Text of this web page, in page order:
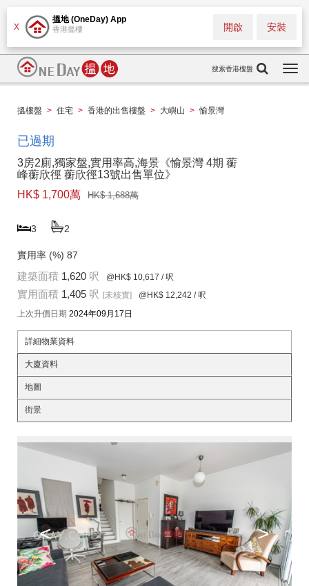
X
搵地 (OneDay) App
香港搵樓 安裝
開啟
搜索香港樓盤
搵樓盤 > 住宅 > 香港的出售樓盤 > 大嶼山 > 愉景灣
已過期
3房2廁,獨家盤,實用率高,海景《愉景灣 4期 蘅
峰蘅欣徑 蘅欣徑13號出售單位》
HK$ 1,700萬
HK$ 1,688萬
3 2
實用率 (%) 87
建築面積 1,620 呎 @HK$ 10,617 / 呎
實用面積 1,405 呎 [未核實] @HK$ 12,242 / 呎
上次升價日期 2024年09月17日
詳細物業資料
大廈資料
地圖
街景
< >